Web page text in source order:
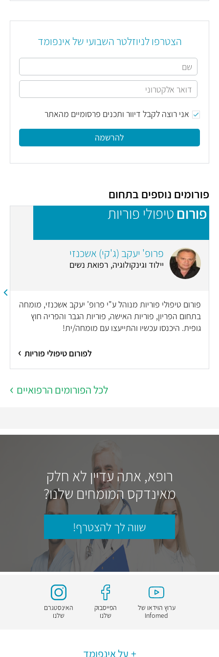
הצטרפו לניוזלטר השבועי של אינפומד
אני רוצה לקבל דיוור ותכנים פרסומיים מהאתר
להרשמה
פורומים נוספים בתחום
פורום טיפולי פוריות
פרופ' יעקב (ג'קי) אשכנזי
יילוד וגינקולוגיה, רפואת נשים
פורום טיפולי פוריות מנוהל ע"י פרופ' יעקב אשכנזי, מומחה
בתחום הפריון, פוריות האישה, פוריות הגבר והפריה חוץ
גופית. היכנסו עכשיו והתייעצו עם מומחה/ית!
לפורום טיפולי פוריות
לכל הפורומים הרפואיים
רופא, אתה עדיין לא חלק
מאינדקס המומחים שלנו?
שווה לך להצטרף!
ערוץ הוידאו של
Infomed
הפייסבוק
שלנו
האינסטגרם
שלנו
על אינפומד